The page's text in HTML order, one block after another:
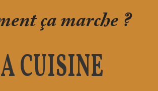
ça marche ?
CUISINE